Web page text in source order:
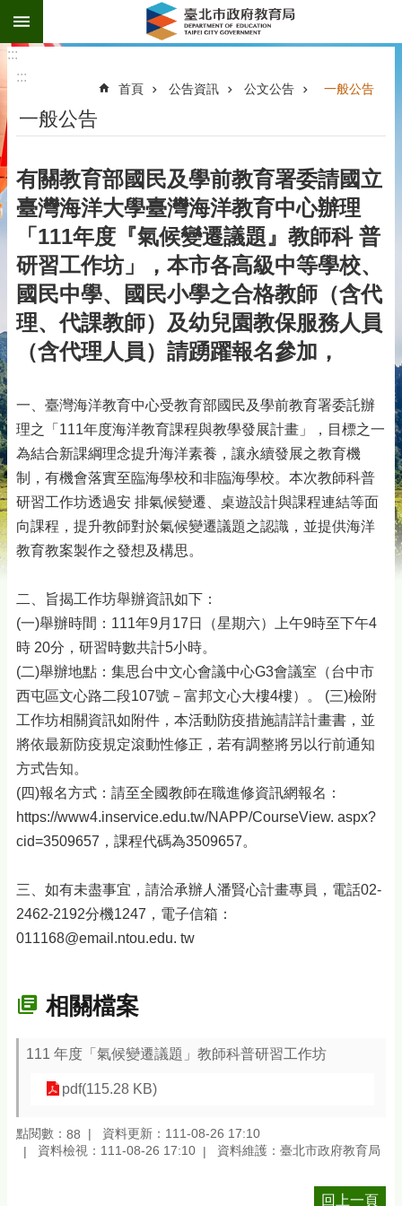
跳到主要內容區塊
:::
:::
首頁 公告資訊 公文公告 一般公告
一般公告
有關教育部國民及學前教育署委請國立
臺灣海洋大學臺灣海洋教育中心辦理
「111年度『氣候變遷議題』教師科 普
研習工作坊」，本市各高級中等學校、
國民中學、國民小學之合格教師（含代
理、代課教師）及幼兒園教保服務人員
（含代理人員）請踴躍報名參加，
一、臺灣海洋教育中心受教育部國民及學前教育署委託辦
理之「111年度海洋教育課程與教學發展計畫」，目標之一
為結合新課綱理念提升海洋素養，讓永續發展之教育機
制，有機會落實至臨海學校和非臨海學校。本次教師科普
研習工作坊透過安 排氣候變遷、桌遊設計與課程連結等面
向課程，提升教師對於氣候變遷議題之認識，並提供海洋
教育教案製作之發想及構思。
二、旨揭工作坊舉辦資訊如下：
(一)舉辦時間：111年9月17日（星期六）上午9時至下午4
時 20分，研習時數共計5小時。
(二)舉辦地點：集思台中文心會議中心G3會議室（台中市
西屯區文心路二段107號－富邦文心大樓4樓）。 (三)檢附
工作坊相關資訊如附件，本活動防疫措施請詳計畫書，並
將依最新防疫規定滾動性修正，若有調整將另以行前通知
方式告知。
(四)報名方式：請至全國教師在職進修資訊網報名：
https://www4.inservice.edu.tw/NAPP/CourseView. aspx?
cid=3509657，課程代碼為3509657。
三、如有未盡事宜，請洽承辦人潘賢心計畫專員，電話02-
2462-2192分機1247，電子信箱：
011168@email.ntou.edu. tw
相關檔案
111 年度「氣候變遷議題」教師科普研習工作坊
pdf(115.28 KB)
點閱數： 88
資料更新：111-08-26 17:10
資料檢視：111-08-26 17:10
資料維護：臺北市政府教育局
回上一頁